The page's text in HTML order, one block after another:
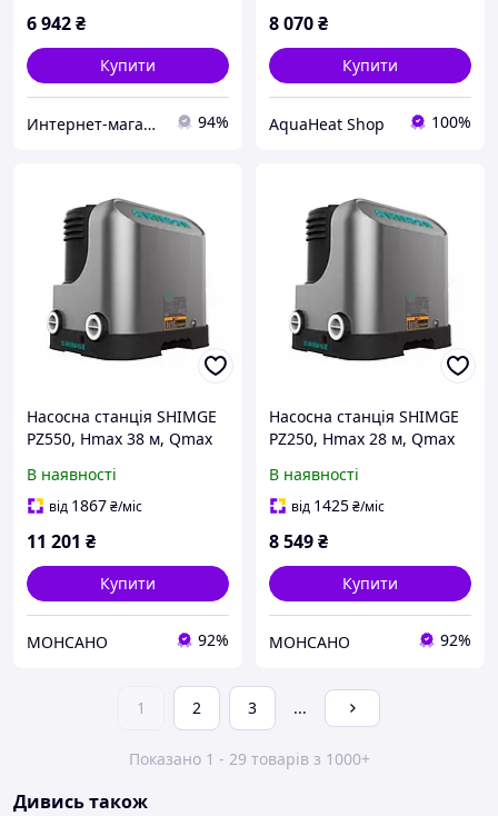
6 942₴
Купити
Интернет-магазин "MIXTORG" 94%
8 070₴
Купити
AquaHeat Shop 100%
Насосна станція SHIMGE
PZ550, Hmax 38 м, Qmax
В наявності
від 1867₴/міс
11 201 ₴
Купити
МОНСАНО 92%
Насосна станція SHIMGE
PZ250, Hmax 28 м, Qmax
В наявності
від 1425₴/міс
8 549₴
Купити
МОНСАНО 92%
1 2 3 ...
Показано 1 - 29 товарів з 1000+
Дивись також